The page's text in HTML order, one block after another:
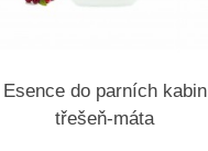
Esence do parních kabin
třešeň-máta